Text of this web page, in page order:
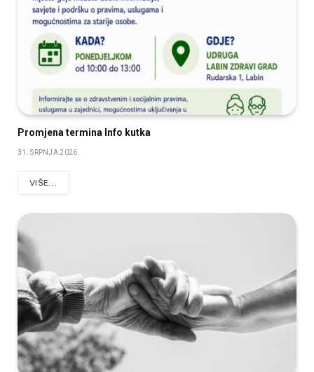
Promjena termina Info kutka
31. SRPNJA 2026.
VIŠE...